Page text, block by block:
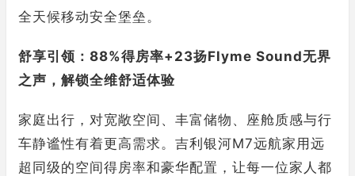
全天候移动安全堡垒。
舒享引领：88%得房率+23扬Flyme Sound无界
之声，解锁全维舒适体验
家庭出行，对宽敞空间、丰富储物、座舱质感与行
车静谧性有着更高需求。吉利银河M7远航家用远
超同级的空间得房率和豪华配置，让每一位家人都